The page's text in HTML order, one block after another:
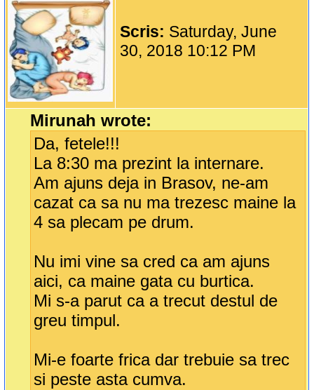
Scris: Saturday, June
30, 2018 10:12 PM
Mirunah wrote:
Da, fetele!!!
La 8:30 ma prezint la internare.
Am ajuns deja in Brasov, ne-am
cazat ca sa nu ma trezesc maine la
4 sa plecam pe drum.
Nu imi vine sa cred ca am ajuns
aici, ca maine gata cu burtica.
Mi s-a parut ca a trecut destul de
greu timpul.
Mi-e foarte frica dar trebuie sa trec
si peste asta cumva.